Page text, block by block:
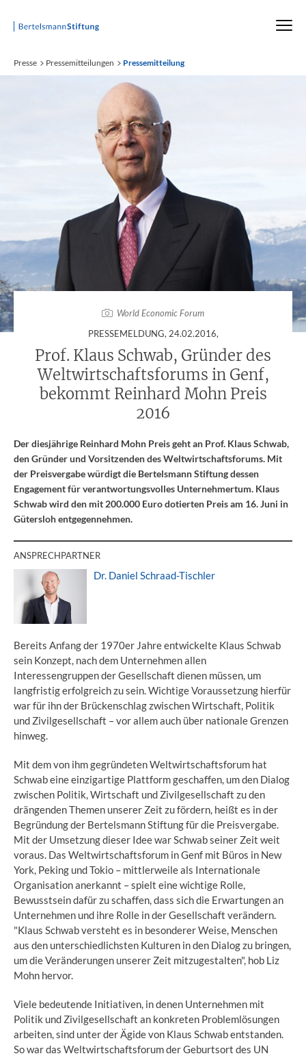
Startseite
Presse Pressemitteilungen Pressemitteilung
World Economic Forum
PRESSEMELDUNG, 24.02.2016,
Prof. Klaus Schwab, Gründer des
Weltwirtschaftsforums in Genf,
bekommt Reinhard Mohn Preis
2016
Der diesjährige Reinhard Mohn Preis geht an Prof. Klaus Schwab,
den Gründer und Vorsitzenden des Weltwirtschaftsforums. Mit
der Preisvergabe würdigt die Bertelsmann Stiftung dessen
Engagement für verantwortungsvolles Unternehmertum. Klaus
Schwab wird den mit 200.000 Euro dotierten Preis am 16. Juni in
Gütersloh entgegennehmen.
ANSPRECHPARTNER
Dr. Daniel Schraad-Tischler
Bereits Anfang der 1970er Jahre entwickelte Klaus Schwab
sein Konzept, nach dem Unternehmen allen
Interessengruppen der Gesellschaft dienen müssen, um
langfristig erfolgreich zu sein. Wichtige Voraussetzung hierfür
war für ihn der Brückenschlag zwischen Wirtschaft, Politik
und Zivilgesellschaft – vor allem auch über nationale Grenzen
hinweg.
Mit dem von ihm gegründeten Weltwirtschaftsforum hat
Schwab eine einzigartige Plattform geschaffen, um den Dialog
zwischen Politik, Wirtschaft und Zivilgesellschaft zu den
drängenden Themen unserer Zeit zu fördern, heißt es in der
Begründung der Bertelsmann Stiftung für die Preisvergabe.
Mit der Umsetzung dieser Idee war Schwab seiner Zeit weit
voraus. Das Weltwirtschaftsforum in Genf mit Büros in New
York, Peking und Tokio – mittlerweile als Internationale
Organisation anerkannt – spielt eine wichtige Rolle,
Bewusstsein dafür zu schaffen, dass sich die Erwartungen an
Unternehmen und ihre Rolle in der Gesellschaft verändern.
"Klaus Schwab versteht es in besonderer Weise, Menschen
aus den unterschiedlichsten Kulturen in den Dialog zu bringen,
um die Veränderungen unserer Zeit mitzugestalten", hob Liz
Mohn hervor.
Viele bedeutende Initiativen, in denen Unternehmen mit
Politik und Zivilgesellschaft an konkreten Problemlösungen
arbeiten, sind unter der Ägide von Klaus Schwab entstanden.
So war das Weltwirtschaftsforum der Geburtsort des UN